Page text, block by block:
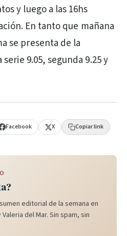
y luego a las 16hs
En tanto que mañana
se presenta de la
9.05, segunda 9.25 y
Facebook X Copiar link
editorial de la semana en
del Mar. Sin spam, sin